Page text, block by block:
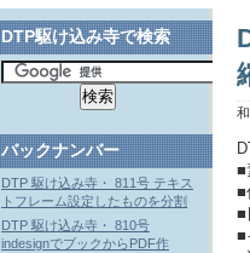
■
■
■
■
DTP駆け込み寺で検索
バックナンバー
DTP 駆け込み寺・ 811号 テキス
トフレーム設定したものを分割
DTP 駆け込み寺・ 810号
indesignでブックからPDF作